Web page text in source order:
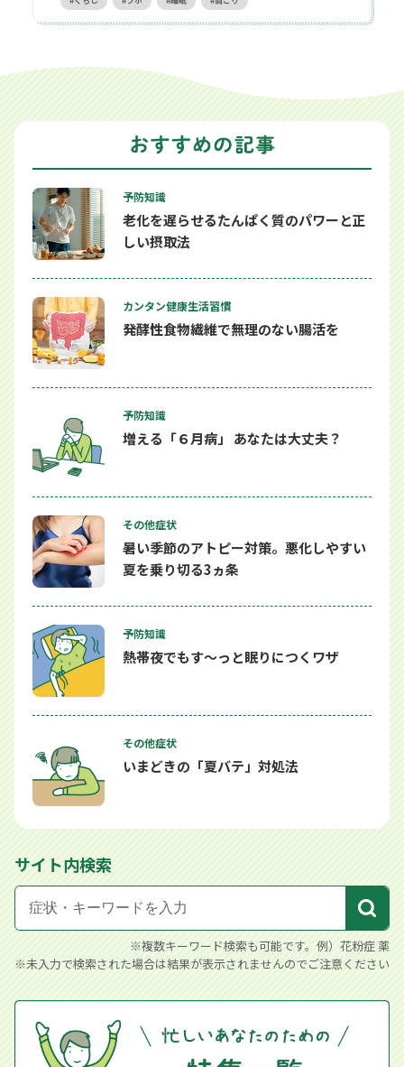
予防知識
老化を遅らせるたんぱく質のパワーと正
しい摂取法
カンタン健康生活習慣
発酵性食物繊維で無理のない腸活を
予防知識
増える「６月病」 あなたは大丈夫？
その他症状
暑い季節のアトピー対策。悪化しやすい
夏を乗り切る3ヵ条
予防知識
熱帯夜でもす～っと眠りにつくワザ
その他症状
いまどきの「夏バテ」対処法
サイト内検索
※複数キーワード検索も可能です。例）花粉症 薬
※未入力で検索された場合は結果が表示されませんのでご注意ください